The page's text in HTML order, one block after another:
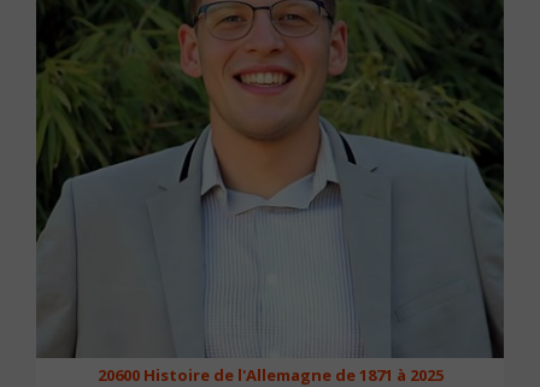
20600 Histoire de l'Allemagne de 1871 à 2025